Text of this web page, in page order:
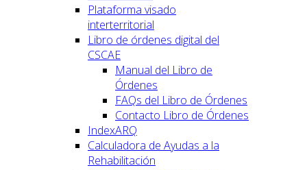
Plataforma visado
interterritorial
Libro de órdenes digital del
CSCAE
Manual del Libro de
Órdenes
FAQs del Libro de Órdenes
Contacto Libro de Órdenes
IndexARQ
Calculadora de Ayudas a la
Rehabilitación